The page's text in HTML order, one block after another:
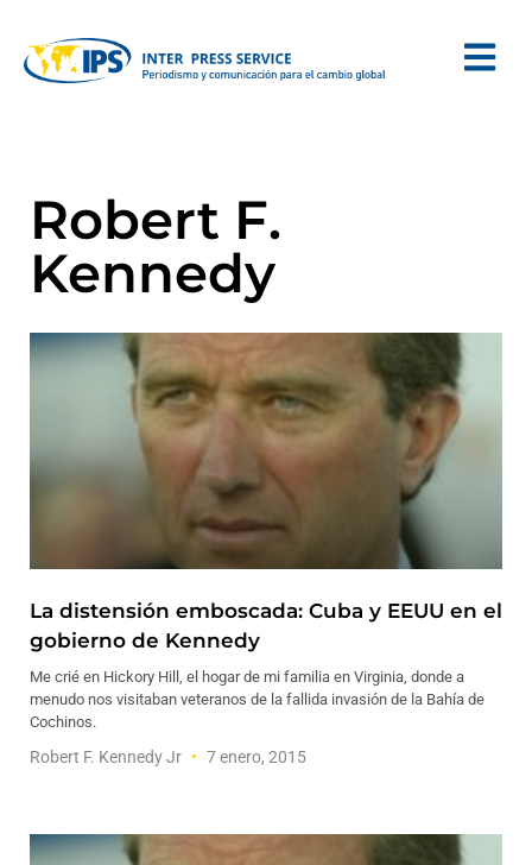
Robert F.
Kennedy
La distensión emboscada: Cuba y EEUU en el
gobierno de Kennedy
Me crié en Hickory Hill, el hogar de mi familia en Virginia, donde a
menudo nos visitaban veteranos de la fallida invasión de la Bahía de
Cochinos.
Robert F. Kennedy Jr 7 enero, 2015